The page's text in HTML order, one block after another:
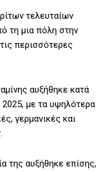
τελευταίων
τη μια πόλη στην
περισσότερες
αυξήθηκε κατά
2025, με τα υψηλότερα
γερμανικές και
της αυξήθηκε επίσης,